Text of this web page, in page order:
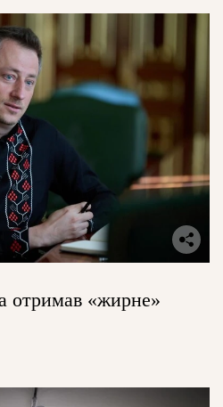
отримав «жирне»